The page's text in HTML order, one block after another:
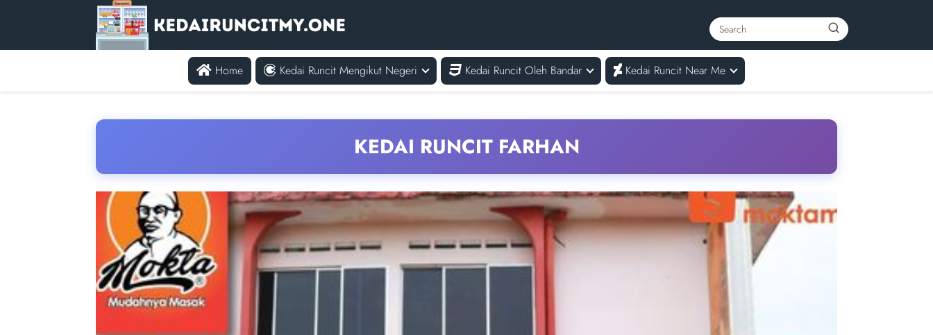
Home Kedai Runcit Mengikut Negeri Kedai Runcit Oleh Bandar Kedai Runcit Near Me
KEDAI RUNCIT FARHAN